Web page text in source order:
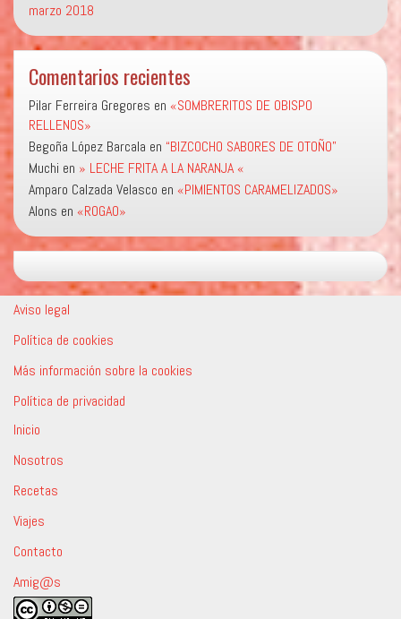
marzo 2018
Comentarios recientes
Pilar Ferreira Gregores en «SOMBRERITOS DE OBISPO
RELLENOS»
Begoña López Barcala en “BIZCOCHO SABORES DE OTOÑO”
Muchi en » LECHE FRITA A LA NARANJA «
Amparo Calzada Velasco en «PIMIENTOS CARAMELIZADOS»
Alons en «ROGAO»
Aviso legal
Política de cookies
Más información sobre la cookies
Política de privacidad
Inicio
Nosotros
Recetas
Viajes
Contacto
Amig@s